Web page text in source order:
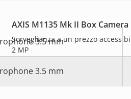
AXIS M1135 Mk II Box Camera
Sorveglianza a un prezzo
2 MP
3.5 mm
3.5 mm